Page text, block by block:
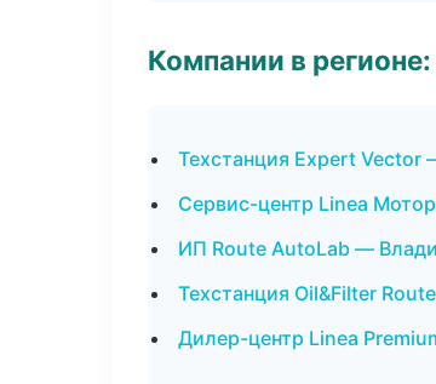
Компании в
Техстанция Expert Vector
Сервис-центр Linea
ИП Route AutoLab —
Техстанция Oil&Filter
Дилер-центр Linea